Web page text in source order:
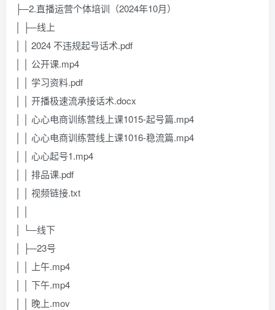
├─2.直播运营个体培训（2024年10月）
│ ├─线上
│ │ 2024 不违规起号话术.pdf
│ │ 公开课.mp4
│ │ 学习资料.pdf
│ │ 开播极速流承接话术.docx
│ │ 心心电商训练营线上课1015-起号篇.mp4
│ │ 心心电商训练营线上课1016-稳流篇.mp4
│ │ 心心起号1.mp4
│ │ 排品课.pdf
│ │ 视频链接.txt
│ │
│ └─线下
│ ├─23号
│ │ 上午.mp4
│ │ 下午.mp4
│ │ 晚上.mov